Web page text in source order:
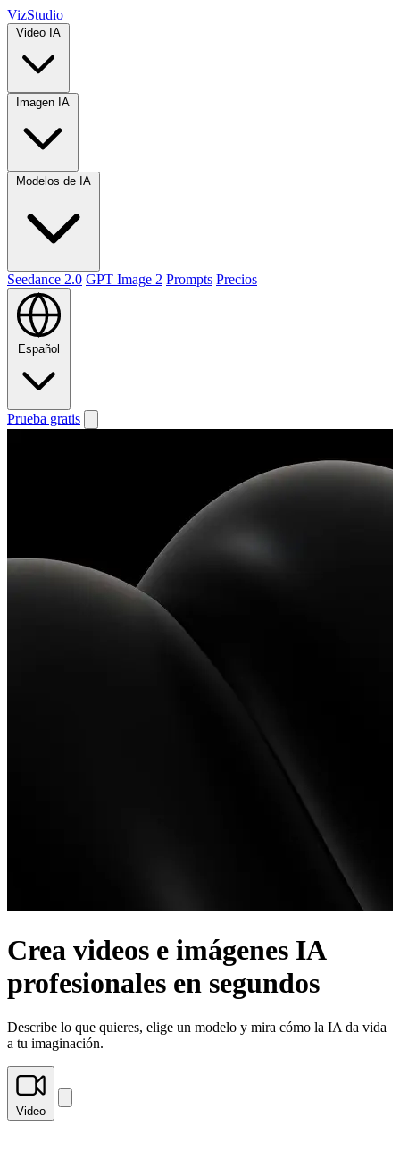
VizStudio
Seedance 2.0 GPT Image 2 Prompts Precios
Español
Prueba gratis
Crea videos e imágenes IA
profesionales en segundos
Describe lo que quieres, elige un modelo y mira cómo la IA da vida
a tu imaginación.
Video